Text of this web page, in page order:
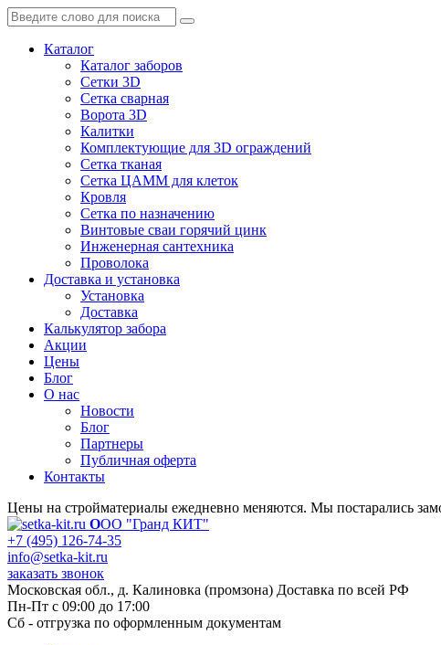
Каталог
Каталог заборов
Сетки 3D
Сетка сварная
Ворота 3D
Калитки
Комплектующие для 3D ограждений
Сетка тканая
Сетка ЦАММ для клеток
Кровля
Сетка по назначению
Винтовые сваи горячий цинк
Инженерная сантехника
Проволока
Доставка и установка
Установка
Доставка
Калькулятор забора
Акции
Цены
Блог
О нас
Новости
Блог
Партнеры
Публичная оферта
Контакты
Цены на стройматериалы ежедневно меняются. Мы постарались
ООО "Гранд КИТ"
+7 (495) 126-74-35
info@setka-kit.ru
заказать звонок
Московская обл., д. Калиновка (промзона) Доставка по всей РФ
Пн-Пт с 09:00 до 17:00
Сб - отгрузка по оформленным документам